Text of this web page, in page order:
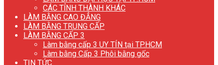
CÁC TỈNH THÀNH KHÁC
LÀM BẰNG CAO ĐẲNG
LÀM BẰNG TRUNG CẤP
LÀM BẰNG CẤP 3
Làm bằng cấp 3 UY TÍN tại TP.HCM
Làm bằng Cấp 3 Phôi bằng gốc
TIN TỨC